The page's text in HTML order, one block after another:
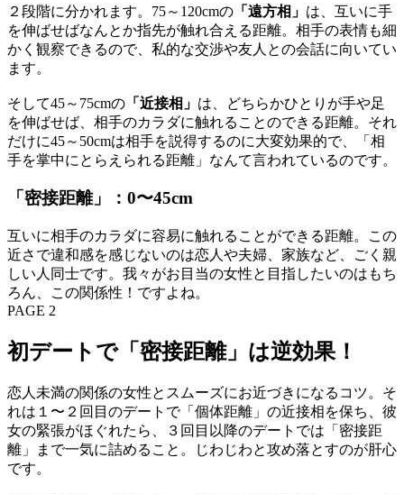
２段階に分かれます。75～120cmの 「遠方相」 は、互いに手
を伸ばせばなんとか指先が触れ合える距離。相手の表情も細
かく観察できるので、私的な交渉や友人との会話に向いてい
ます。
そして45～75cmの 「近接相」 は、どちらかひとりが手や足
を伸ばせば、相手のカラダに触れることのできる距離。それ
だけに45～50cmは相手を説得するのに大変効果的で、「相
手を掌中にとらえられる距離」なんて言われているのです。
「密接距離」：0〜45cm
互いに相手のカラダに容易に触れることができる距離。この
近さで違和感を感じないのは恋人や夫婦、家族など、ごく親
しい人同士です。我々がお目当の女性と目指したいのはもち
ろん、この関係性！ですよね。
PAGE 2
初デートで「密接距離」は逆効果！
恋人未満の関係の女性とスムーズにお近づきになるコツ。そ
れは１〜２回目のデートで「個体距離」の近接相を保ち、彼
女の緊張がほぐれたら、３回目以降のデートでは「密接距
離」まで一気に詰めること。じわじわと攻め落とすのが肝心
です。